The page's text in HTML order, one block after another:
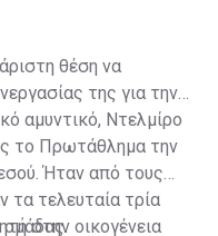
θέση να
της για την
αμυντικό, Ντελμίρο
το Πρωτάθλημα την
Ήταν από τους
τα τελευταία τρία
ομάδας.
στην οικογένεια